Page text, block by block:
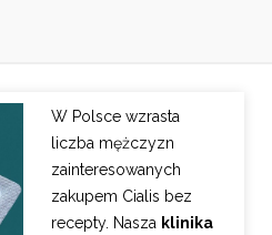
W Polsce wzrasta
liczba mężczyzn
zainteresowanych
zakupem Cialis bez
recepty. Nasza klinika